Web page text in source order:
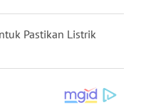
Pastikan Listrik